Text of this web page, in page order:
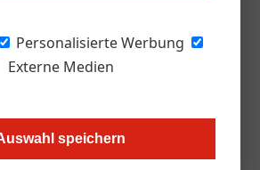
Personalisierte Werbung
Externe Medien
speichern
Pozsogar